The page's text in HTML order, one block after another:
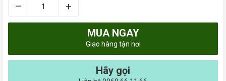
– +
MUA NGAY
Giao hàng tận nơi
Hãy gọi